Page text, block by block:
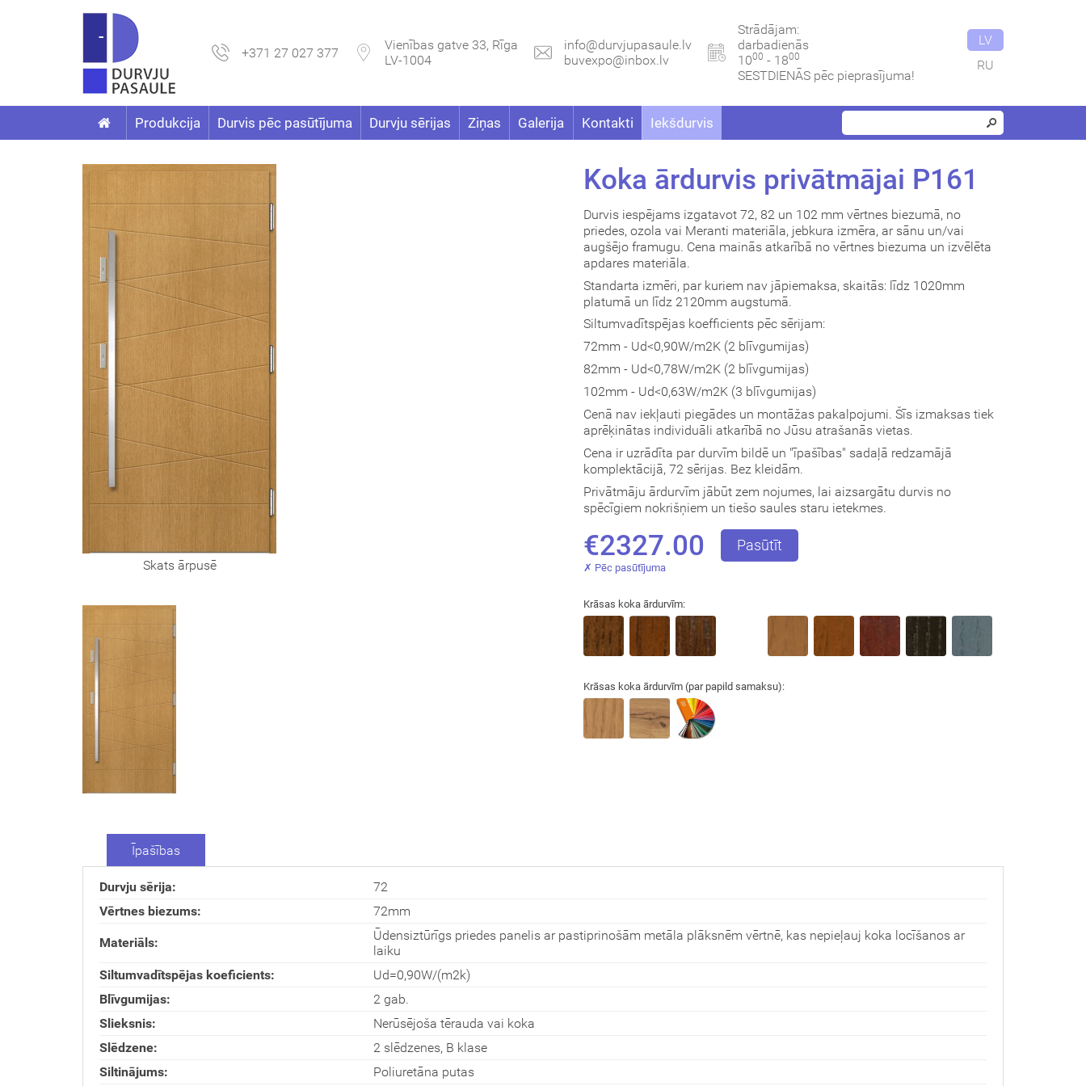
+371 27 027 377
Vienības gatve 33, Rīga
LV-1004
info@durvjupasaule.lv
buvexpo@inbox.lv
Strādājam:
darbadienās
1000 - 1800
SESTDIENĀS pēc pieprasījuma!
LV
RU
Produkcija Durvis pēc pasūtījuma Durvju sērijas Ziņas Galerija Kontakti Iekšdurvis
Skats ārpusē
Koka ārdurvis privātmājai P161
Durvis iespējams izgatavot 72, 82 un 102 mm vērtnes biezumā, no
priedes, ozola vai Meranti materiāla, jebkura izmēra, ar sānu un/vai
augšējo framugu. Cena mainās atkarībā no vērtnes biezuma un izvēlēta
apdares materiāla.
Standarta izmēri, par kuriem nav jāpiemaksa, skaitās: līdz 1020mm
platumā un līdz 2120mm augstumā.
Siltumvadītspējas koefficients pēc sērijam:
72mm - Ud<0,90W/m2K (2 blīvgumijas)
82mm - Ud<0,78W/m2K (2 blīvgumijas)
102mm - Ud<0,63W/m2K (3 blīvgumijas)
Cenā nav iekļauti piegādes un montāžas pakalpojumi. Šīs izmaksas tiek
aprēķinātas individuāli atkarībā no Jūsu atrašanās vietas.
Cena ir uzrādīta par durvīm bildē un "īpašības" sadaļā redzamājā
komplektācijā, 72 sērijas. Bez kleidām.
Privātmāju ārdurvīm jābūt zem nojumes, lai aizsargātu durvis no
spēcīgiem nokrišņiem un tiešo saules staru ietekmes.
€2327.00 Pasūtīt
✗ Pēc pasūtījuma
Krāsas koka ārdurvīm:
Krāsas koka ārdurvīm (par papild samaksu):
Īpašības
Durvju sērija:
72
Vērtnes biezums:
72mm
Materiāls:
Ūdensiztūrīgs priedes panelis ar pastiprinošām metāla plāksnēm vērtnē, kas nepieļauj koka locīšanos ar
laiku
Siltumvadītspējas koeficients:
Ud=0,90W/(m2k)
Blīvgumijas:
2 gab.
Slieksnis:
Nerūsējoša tērauda vai koka
Slēdzene:
2 slēdzenes, B klase
Siltinājums:
Poliuretāna putas
mājai
Aizvērt!